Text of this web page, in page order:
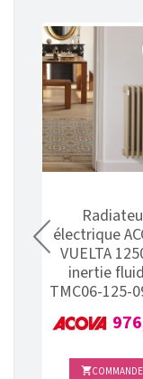
électrique
VUELTA
inertie
TMC06-125-
Prix
